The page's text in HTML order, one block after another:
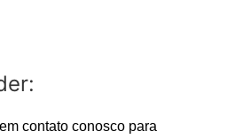
contato conosco para